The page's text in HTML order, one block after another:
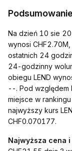
Na dzień 10 sie
wynosi
ostatnich 24
24-godzinny
obiegu LEND
--. Pod względem
miejsce w
najwyższy kurs
CHF0.070177.
Najwyższa cena i